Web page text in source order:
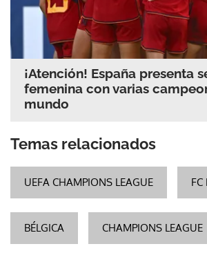
¡Atención! España presenta
femenina con varias
mundo
Temas relacionados
UEFA CHAMPIONS LEAGUE FC
BÉLGICA CHAMPIONS LEAGUE